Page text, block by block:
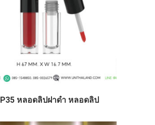
P35 หลอดลิปฝาดำ หลอดลิป